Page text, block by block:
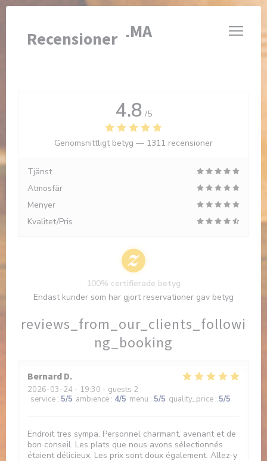
Cookie- hanteringspanel
BRASSERIE VALMA
Recensioner
reviews_from_our_clients_followi
ng_booking
Bernard D
2026-03-24 - 19:30 - guests 2
service : 5/5 ambience : 4/5 menu : 5/5 quality_price : 5/5
Endroit tres sympa. Personnel charmant, avenant et de
bon conseil. Les plats que nous avons sélectionnés
étaient délicieux. Les prix sont doux également. Allez-y
4.8 /5
Genomsnittligt betyg — 1311 recensioner
Tjänst
Atmosfär
Menyer
Kvalitet/Pris
100% certifierade betyg
Endast kunder som har gjort reservationer gav betyg